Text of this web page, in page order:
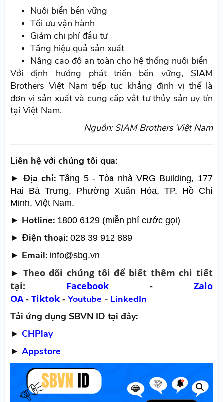
Nuôi biển bền vững
Tối ưu vận hành
Giảm chi phí đầu tư
Tăng hiệu quả sản xuất
Nâng cao độ an toàn cho hệ thống nuôi biển
Với định hướng phát triển bền vững, SIAM
Brothers Việt Nam tiếp tục khẳng định vị thế là
đơn vị sản xuất và cung cấp vật tư thủy sản uy tín
tại Việt Nam.
Nguồn: SIAM Brothers Việt Nam
Liên hệ với chúng tôi qua:
► Địa chỉ:Tầng 5 - Tòa nhà VRG Building, 177
Hai Bà Trưng, Phường Xuân Hòa, TP. Hồ Chí
Minh, Việt Nam.
► Hotline: 1800 6129 (miễn phí cước gọi)
► Điện thoại: 028 39 912 889
► Email: info@sbg.vn
► Theo dõi chúng tôi để biết thêm chi tiết
tại:
Facebook - Zalo
OA -Tiktok - Youtube - LinkedIn
Tải ứng dụng SBVN ID tại đây:
► CHPlay
►Appstore